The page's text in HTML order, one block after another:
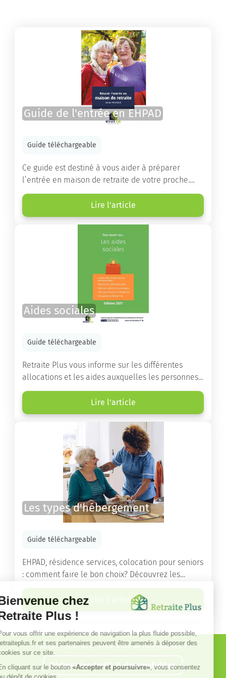
Guide de l'entrée en EHPAD
Guide téléchargeable
Ce guide est destiné à vous aider à préparer
l’entrée en maison de retraite de votre proche.
Vous y trouverez un panorama des différents types
d’établissements ainsi que des conseils pratiques
destinés à orienter les familles et à leur faciliter
Lire l'article
Aides sociales
Guide téléchargeable
Retraite Plus vous informe sur les différentes
allocations et les aides auxquelles les personnes
âgées ont droit pour financer un séjour en maison
de retraite ou un maintien à domicile.
Lire l'article
Les types d'hébergement
Guide téléchargeable
EHPAD, résidence services, colocation pour seniors
: comment faire le bon choix? Découvrez les
différents types d'hébergement adaptés à nos
ainés.
Lire l'article
Vous avez besoin d’une aide de nos équipes ?
Obtenir les tarifs & disponibilités